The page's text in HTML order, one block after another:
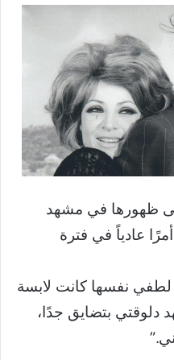
ظهورها في مشهد
عادياً في فترة
لطفي نفسها كانت لابسة
بتضايق جدًا،